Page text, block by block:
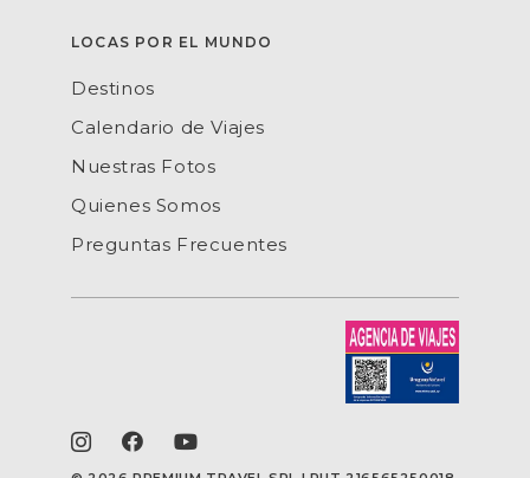
LOCAS POR EL MUNDO
Destinos
Calendario de Viajes
Nuestras Fotos
Quienes Somos
Preguntas Frecuentes